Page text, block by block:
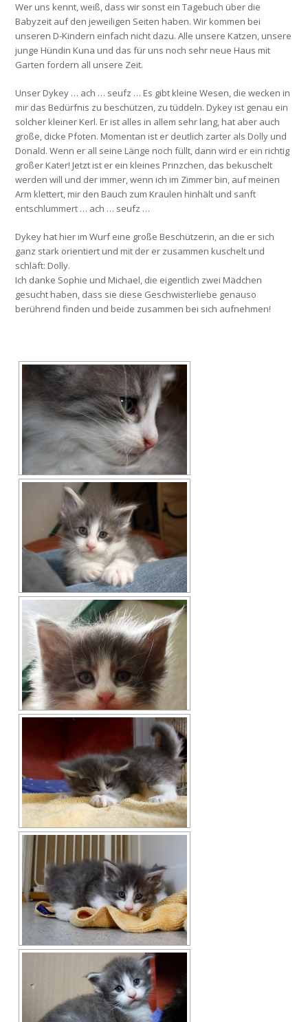
Wer uns kennt, weiß, dass wir sonst ein Tagebuch über die
Babyzeit auf den jeweiligen Seiten haben. Wir kommen bei
unseren D-Kindern einfach nicht dazu. Alle unsere Katzen, unsere
junge Hündin Kuna und das für uns noch sehr neue Haus mit
Garten fordern all unsere Zeit.
Unser Dykey … ach … seufz … Es gibt kleine Wesen, die wecken in
mir das Bedürfnis zu beschützen, zu tüddeln. Dykey ist genau ein
solcher kleiner Kerl. Er ist alles in allem sehr lang, hat aber auch
große, dicke Pfoten. Momentan ist er deutlich zarter als Dolly und
Donald. Wenn er all seine Länge noch füllt, dann wird er ein richtig
großer Kater! Jetzt ist er ein kleines Prinzchen, das bekuschelt
werden will und der immer, wenn ich im Zimmer bin, auf meinen
Arm klettert, mir den Bauch zum Kraulen hinhält und sanft
entschlummert … ach … seufz …
Dykey hat hier im Wurf eine große Beschützerin, an die er sich
ganz stark orientiert und mit der er zusammen kuschelt und
schläft: Dolly.
Ich danke Sophie und Michael, die eigentlich zwei Mädchen
gesucht haben, dass sie diese Geschwisterliebe genauso
berührend finden und beide zusammen bei sich aufnehmen!